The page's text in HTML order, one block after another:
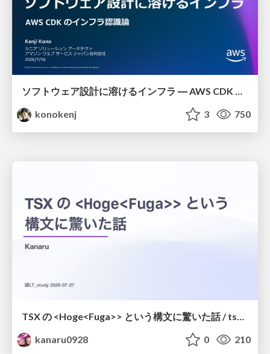
ソフトウェア設計に溶けるインフラ ― AWS CDK のインフラ認識論
konokenj
3 750
TSX の <Hoge<Fuga>> という構文に驚いた話 / tsx-type-argument-syntax
kanaru0928
0 210